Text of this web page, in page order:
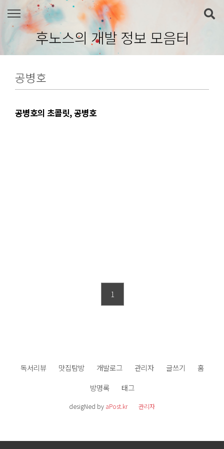
본문 바로가기
후노스의 개발 정보 모음터
공병호
공병호의 초콜릿, 공병호
1
독서리뷰 맛집탐방 개발로그 관리자 글쓰기
홈
방명록
태그
desigNed by aPost.kr 관리자